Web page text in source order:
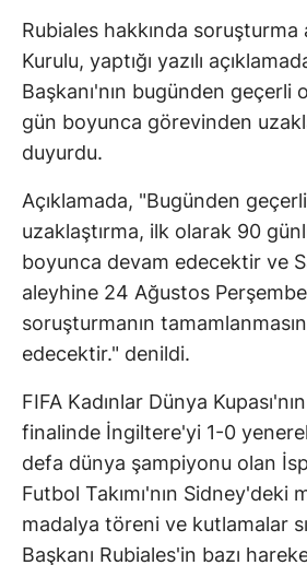
Rubiales hakkında soruşturma
Kurulu, yaptığı yazılı
Başkanı'nın bugünden geçerli
gün boyunca görevinden
duyurdu.
Açıklamada, "Bugünden
uzaklaştırma, ilk olarak 90
boyunca devam edecektir ve
aleyhine 24 Ağustos
soruşturmanın
edecektir." denildi.
FIFA Kadınlar Dünya
finalinde İngiltere'yi 1-0
defa dünya şampiyonu olan
Futbol Takımı'nın Sidney'deki
madalya töreni ve kutlamalar
Başkanı Rubiales'in bazı